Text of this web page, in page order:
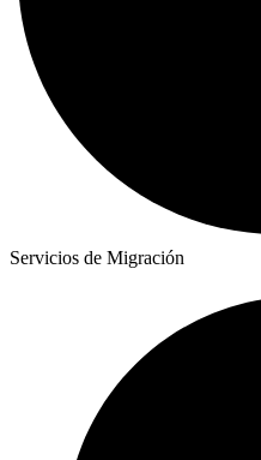
Servicios de Migración